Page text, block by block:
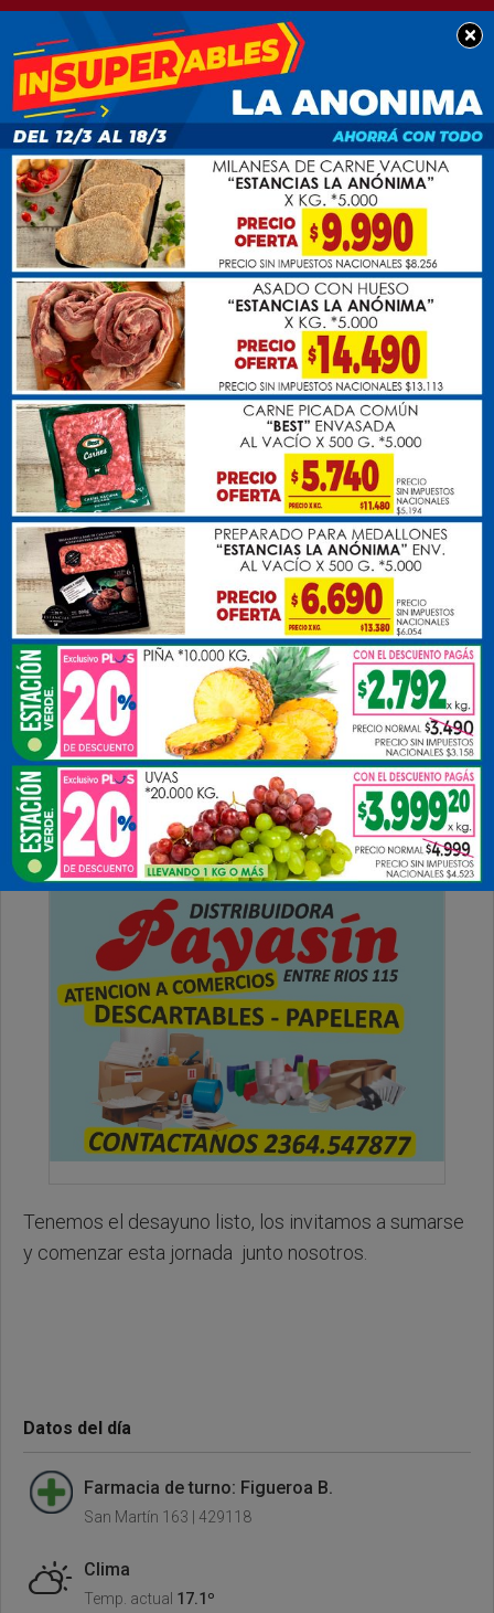
×
BUEN DÍA CHACABUCO
Hermoso y bendecido
viernes para tod@s
Viernes, 13 de Marzo de 2026 . 08:06 Hs.
Les deseamos un hermoso y bendecido viernes
para tod@s, ojalá muchas cosas positivas puedan
suceder.
PUBLICIDAD
Tenemos el desayuno listo, los invitamos a sumarse
y comenzar esta jornada junto nosotros.
Datos del día
Farmacia de turno: Figueroa B.
San Martín 163 | 429118
Clima
Temp. actual 17.1º